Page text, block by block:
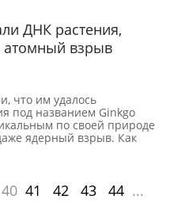
ДНК растения,
атомный взрыв
что им удалось
под названием Ginkgo
по своей природе
ядерный взрыв. Как
40 41 42 43 44 ...